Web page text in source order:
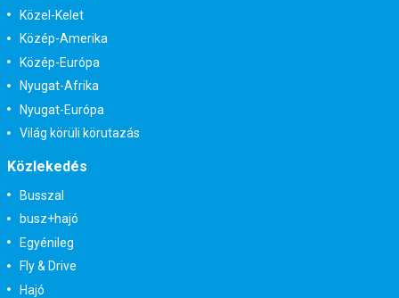
Közel-Kelet
Közép-Amerika
Közép-Európa
Nyugat-Afrika
Nyugat-Európa
Világ körüli körutazás
Közlekedés
Busszal
busz+hajó
Egyénileg
Fly & Drive
Hajó